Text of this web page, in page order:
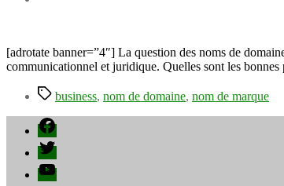
[adrotate banner=”4″] La question des noms de
communicationnel et juridique. Quelles sont les
Étiquettes
business, nom de domaine, nom de marque
Facebook
Twitter
YouTube